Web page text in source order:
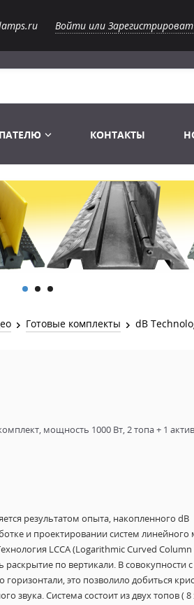
Войти или
Лампы Винтаж Ретро Декор
Лампы галогенные 6-120 V
Лампы студийные 110-240 V
Лампы-фары PAR
Лампы для бассейна
Распродажа
Перчатки
Сумки и подсумки
Распродажа
Световое оборудование
Аксессуары для света
Распродажа
2х канальные модули
КОНТАКТЫ
Готовые комплекты dB
мощность 1000 Вт, 2 топа + 1
результатом опыта, накопленного dB
и проектировании систем линейного
LCCA (Logarithmic Curved
раскрытие по вертикали. В совокупности с
это позволило добиться
звука. Система состоит из двух топов ( 8